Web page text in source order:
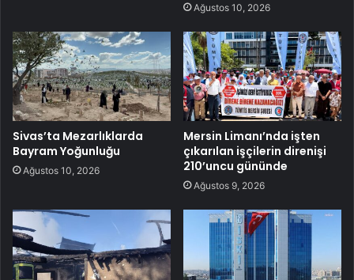
Ağustos 10, 2026
Sivas’ta Mezarlıklarda
Bayram Yoğunluğu
Ağustos 10, 2026
Mersin Limanı’nda işten
çıkarılan işçilerin direnişi
210’uncu gününde
Ağustos 9, 2026